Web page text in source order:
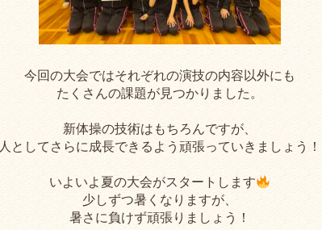
今回の大会ではそれぞれの演技の内容以外にも
たくさんの課題が見つかりました。
新体操の技術はもちろんですが、
人としてさらに成長できるよう頑張っていきましょう！
いよいよ夏の大会がスタートします
少しずつ暑くなりますが、
暑さに負けず頑張りましょう！